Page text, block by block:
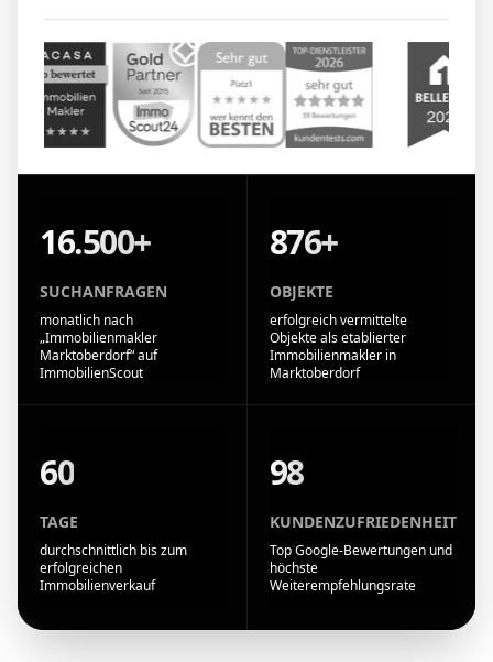
16.500+
SUCHANFRAGEN
monatlich nach
„Immobilienmakler
Marktoberdorf“ auf
ImmobilienScout
876+
OBJEKTE
erfolgreich vermittelte
Objekte als etablierter
Immobilienmakler in
Marktoberdorf
60
TAGE
durchschnittlich bis zum
erfolgreichen
Immobilienverkauf
98
KUNDENZUFRIEDENHEIT
Top Google-Bewertungen und
höchste
Weiterempfehlungsrate